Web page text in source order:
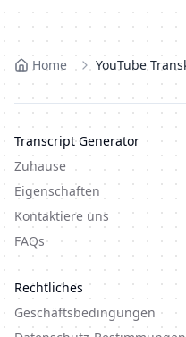
Home
Transcript Generator
Zuhause
Eigenschaften
Kontaktiere uns
FAQs
Rechtliches
Geschäftsbedingungen